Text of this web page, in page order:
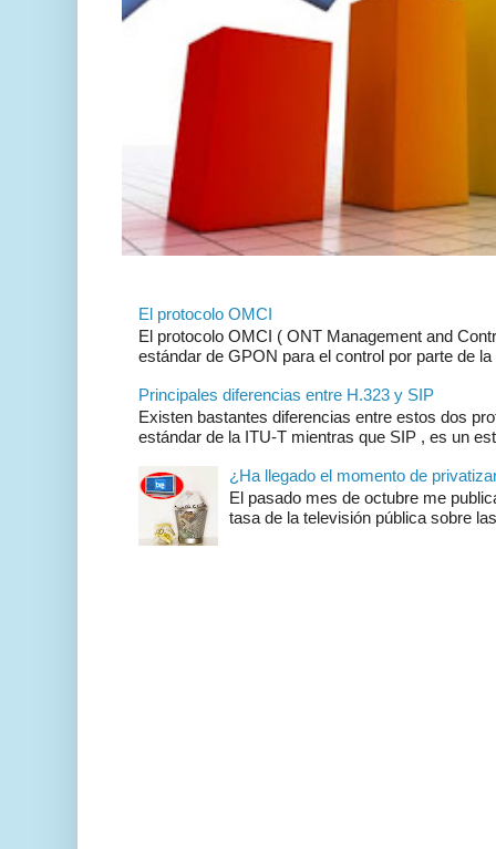
El protocolo OMCI
El protocolo OMCI ( ONT Management and
estándar de GPON para el control por parte de
Principales diferencias entre H.323 y SIP
Existen bastantes diferencias entre estos dos
estándar de la ITU-T mientras que SIP , es un
¿Ha llegado el momento de
El pasado mes de octubre me
tasa de la televisión pública sobre